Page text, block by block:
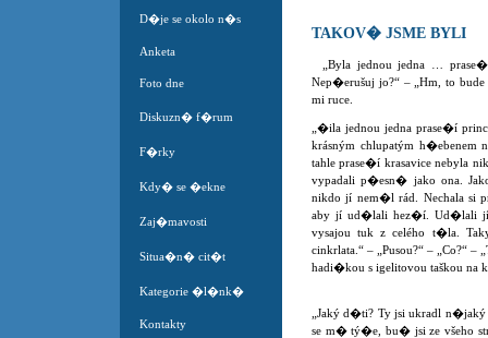
TAKOV� JSME BYLI
„Byla jednou jedna …
Nep�erušuj jo?“ – „Hm, to bude
mi ruce.
„�ila jednou jedna prase�í
krásným chlupatým h�ebenem
tahle prase�í krasavice nebyla
vypadali p�esn� jako ona.
nikdo jí nem�l rád. Nechala si
aby jí ud�lali hez�í. Ud�lali jí
vysajou tuk z celého t�la.
cinkrlata.“ – „Pusou?“ – „Co?“ –
hadi�kou s igelitovou taškou na
„Jaký d�ti? Ty jsi ukradl
se m� tý�e, bu� jsi ze všeho
D�je se okolo n�s
Anketa
Foto dne
Diskuzn� f�rum
F�rky
Kdy� se �ekne
Zaj�mavosti
Situa�n� cit�t
Kategorie �l�nk�
Kontakty